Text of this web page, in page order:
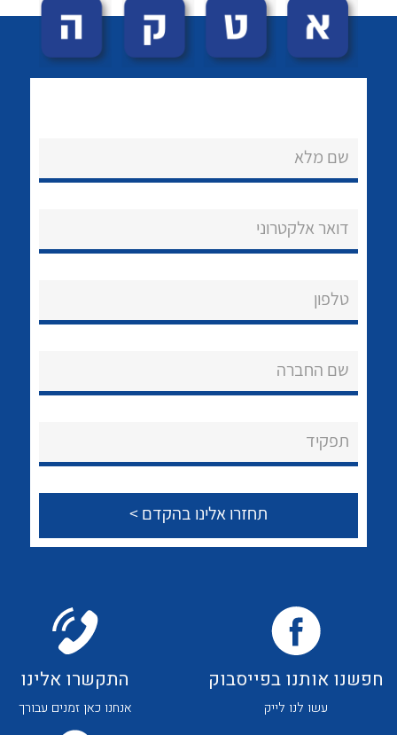
הצוות שלנו
שירותי תמיכה
שם מלא
דואר אלקטרוני
טלפון
שם החברה
תפקיד
חפשנו אותנו בפייסבוק
עשו לנו לייק
התקשרו אלינו
אנחנו כאן זמנים עבורך